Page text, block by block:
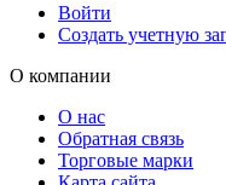
Войти
Создать учетную
О компании
О нас
Обратная связь
Торговые марки